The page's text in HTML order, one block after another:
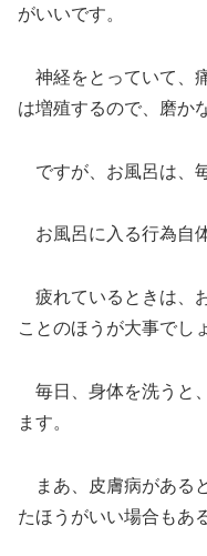
がいいです。
神経をとっていて、
は増殖するので、磨か
ですが、お風呂は、
お風呂に入る行為自
疲れているときは、
ことのほうが大事でし
毎日、身体を洗うと
ます。
まあ、皮膚病がある
たほうがいい場合もあ